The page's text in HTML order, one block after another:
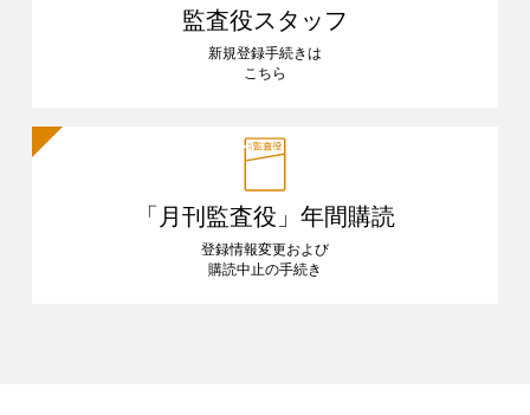
監査役スタッフ
新規登録手続きは
こちら
「月刊監査役」 年間購読
登録情報変更および
購読中止の手続き